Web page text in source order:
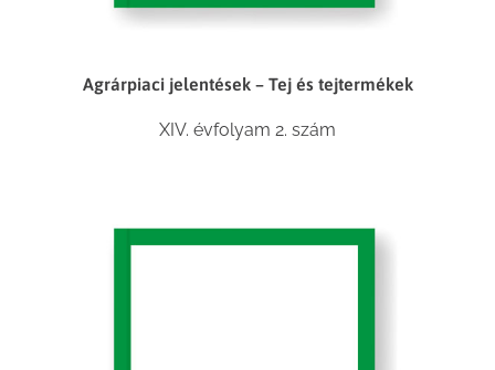
Agrárpiaci jelentések – Tej és tejtermékek
XIV. évfolyam 2. szám